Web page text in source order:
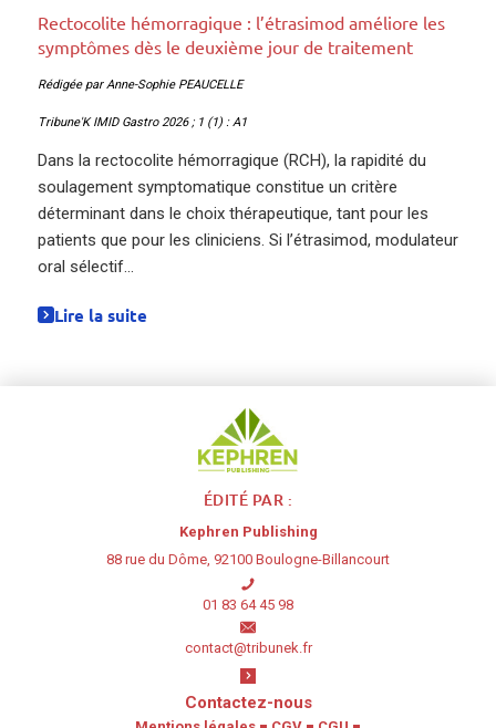
Rectocolite hémorragique : l’étrasimod améliore les
symptômes dès le deuxième jour de traitement
Rédigée par Anne-Sophie PEAUCELLE
Tribune'K IMID Gastro 2026 ; 1 (1) : A1
Dans la rectocolite hémorragique (RCH), la rapidité du
soulagement symptomatique constitue un critère
déterminant dans le choix thérapeutique, tant pour les
patients que pour les cliniciens. Si l’étrasimod, modulateur
oral sélectif...
Lire la suite
ÉDITÉ PAR :
Kephren Publishing
88 rue du Dôme, 92100 Boulogne-Billancourt
01 83 64 45 98
contact@tribunek.fr
Contactez-nous